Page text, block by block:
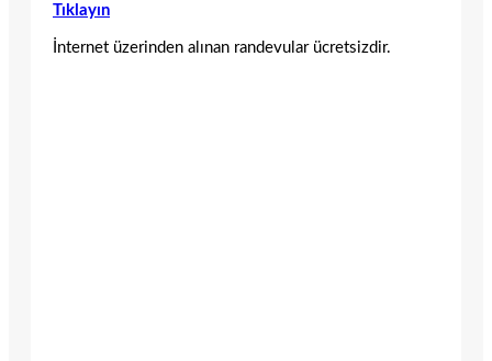
Tıklayın
İnternet üzerinden alınan randevular ücretsizdir.